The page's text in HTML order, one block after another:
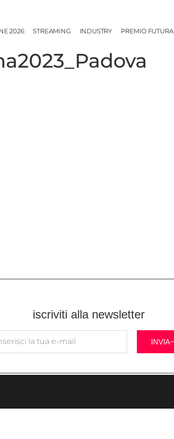
2026 STREAMING INDUSTRY PREMIO FUTURA
iscriviti alla newsletter
INVIA